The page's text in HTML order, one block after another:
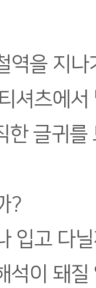
역을 지나
셔츠에
한 글귀를
?
입고 다
석이 돼